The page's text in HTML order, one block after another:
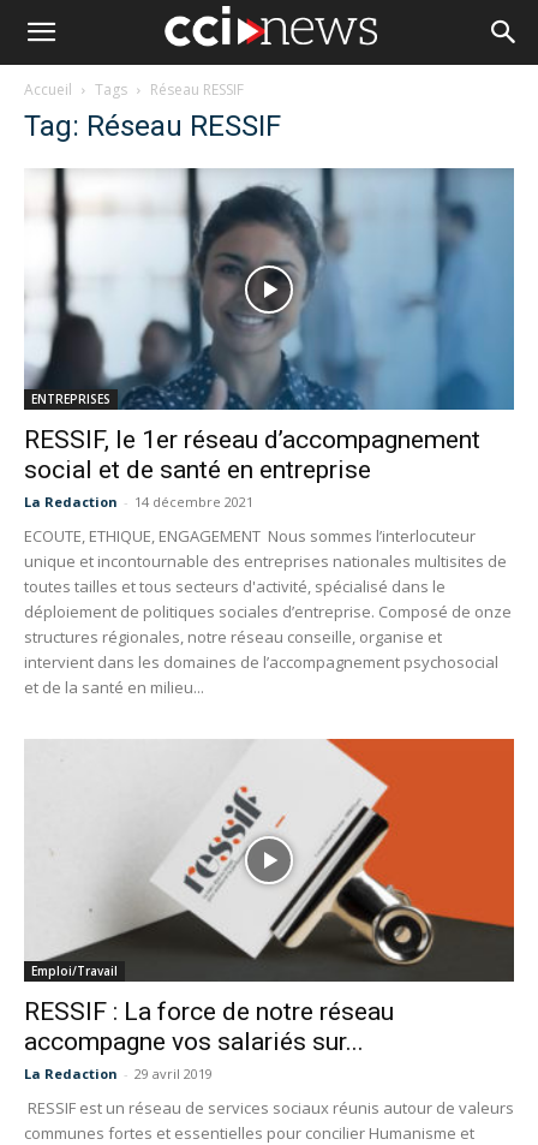
Accueil Tags Réseau RESSIF
Tag: Réseau RESSIF
ENTREPRISES
RESSIF, le 1er réseau d’accompagnement
social et de santé en entreprise
La Redaction - 14 décembre 2021
ECOUTE, ETHIQUE, ENGAGEMENT Nous sommes l’interlocuteur
unique et incontournable des entreprises nationales multisites de
toutes tailles et tous secteurs d'activité, spécialisé dans le
déploiement de politiques sociales d’entreprise. Composé de onze
structures régionales, notre réseau conseille, organise et
intervient dans les domaines de l’accompagnement psychosocial
et de la santé en milieu...
Emploi/Travail
RESSIF : La force de notre réseau
accompagne vos salariés sur...
La Redaction - 29 avril 2019
RESSIF est un réseau de services sociaux réunis autour de valeurs
communes fortes et essentielles pour concilier Humanisme et